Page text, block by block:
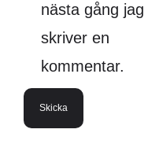
nästa gång jag
skriver en
kommentar.